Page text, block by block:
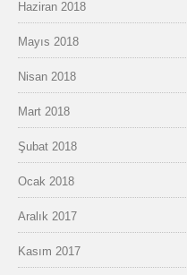
Haziran 2018
Mayıs 2018
Nisan 2018
Mart 2018
Şubat 2018
Ocak 2018
Aralık 2017
Kasım 2017